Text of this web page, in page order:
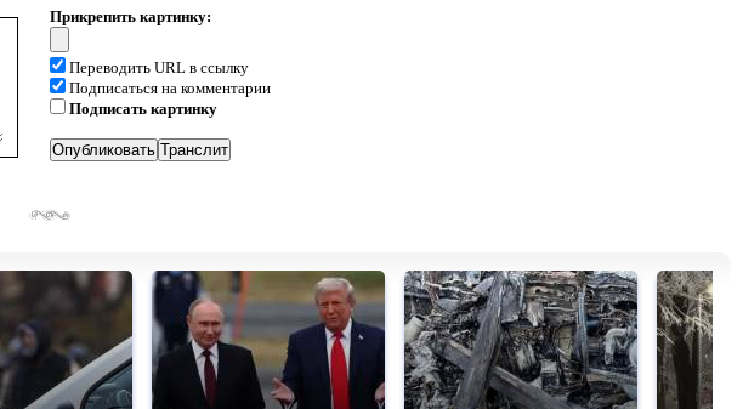
Прикрепить картинку:
Переводить URL в ссылку
Подписаться на комментарии
Подписать картинку